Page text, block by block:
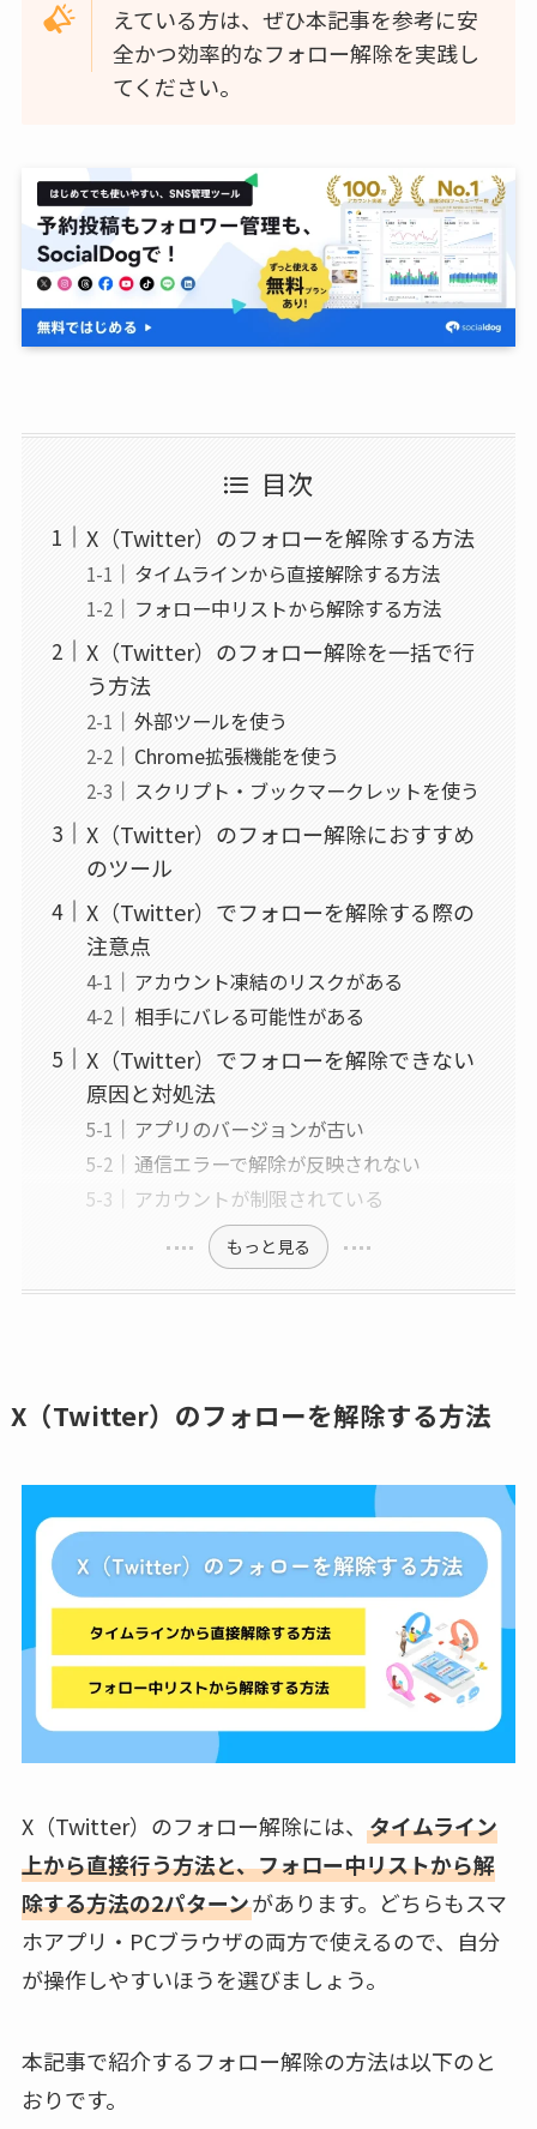
えている方は、ぜひ本記事を参考に安
全かつ効率的なフォロー解除を実践し
てください。
目次
X（Twitter）のフォローを解除する方法
タイムラインから直接解除する方法
フォロー中リストから解除する方法
X（Twitter）のフォロー解除を一括で行
う方法
外部ツールを使う
Chrome拡張機能を使う
スクリプト・ブックマークレットを使う
X（Twitter）のフォロー解除におすすめ
のツール
X（Twitter）でフォローを解除する際の
注意点
アカウント凍結のリスクがある
相手にバレる可能性がある
X（Twitter）でフォローを解除できない
原因と対処法
アプリのバージョンが古い
通信エラーで解除が反映されない
アカウントが制限されている
もっと見る
X（Twitter）のフォローを解除する方法
X（Twitter）のフォロー解除には、 タイムライン
上から直接行う方法と、フォロー中リストから解
除する方法の2パターンがあります。どちらもスマ
ホアプリ・PCブラウザの両方で使えるので、自分
が操作しやすいほうを選びましょう。
本記事で紹介するフォロー解除の方法は以下のと
おりです。